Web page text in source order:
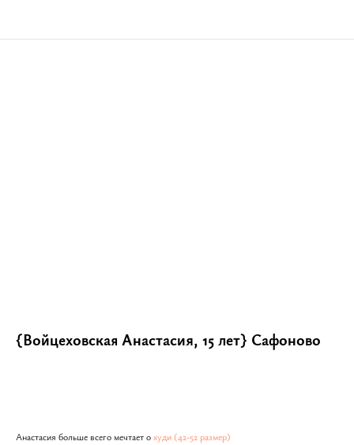
{Войцеховская Анастасия, 15 лет} Сафоново
Анастасия больше всего мечтает охуди (42-52 размер)